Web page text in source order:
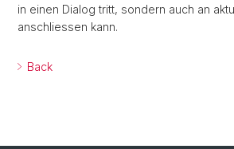
in einen Dialog tritt, sondern auch an
anschliessen kann.
Back